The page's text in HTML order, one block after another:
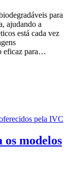
para
ajudando a
está cada vez
eficaz para…
os modelos